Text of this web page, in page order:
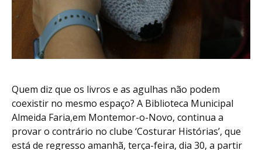
Quem diz que os livros e as agulhas não podem
coexistir no mesmo espaço? A Biblioteca Municipal
Almeida Faria,em Montemor-o-Novo, continua a
provar o contrário no clube ‘Costurar Histórias’, que
está de regresso amanhã, terça-feira, dia 30, a partir